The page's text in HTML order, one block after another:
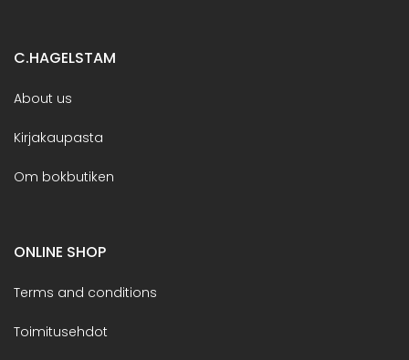
C.HAGELSTAM
About us
Kirjakaupasta
Om bokbutiken
ONLINE SHOP
Terms and conditions
Toimitusehdot